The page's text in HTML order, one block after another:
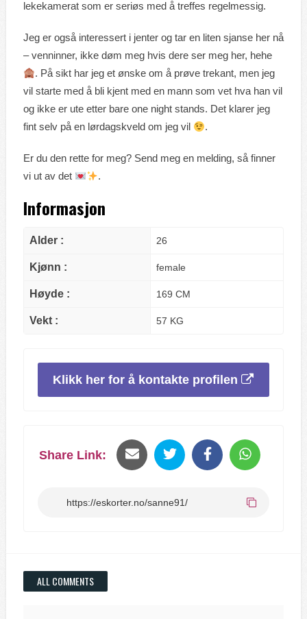
lekekamerat som er seriøs med å treffes regelmessig.
Jeg er også interessert i jenter og tar en liten sjanse her nå
– venninner, ikke døm meg hvis dere ser meg her, hehe
. På sikt har jeg et ønske om å prøve trekant, men jeg
vil starte med å bli kjent med en mann som vet hva han vil
og ikke er ute etter bare one night stands. Det klarer jeg
fint selv på en lørdagskveld om jeg vil
.
Er du den rette for meg? Send meg en melding, så finner
vi ut av det
.
Informasjon
Alder : 26
Kjønn : female
Høyde : 169 CM
Vekt : 57 KG
Klikk her for å kontakte profilen
Share Link:
ALL COMMENTS